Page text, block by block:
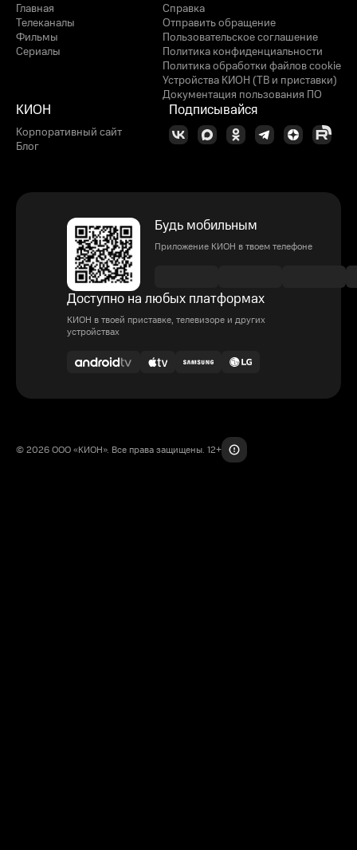
Главная
Телеканалы
Фильмы
Сериалы
Справка
Отправить обращение
Пользовательское соглашение
Политика конфиденциальности
Политика обработки файлов cookie
Устройства КИОН (ТВ и приставки)
Документация пользования ПО
КИОН
Корпоративный сайт
Блог
Подписывайся
Будь мобильным
Приложение КИОН в твоем телефоне
Доступно на любых платформах
КИОН в твоей приставке, телевизоре и других
устройствах
© 2026 ООО «КИОН». Все права защищены. 12+